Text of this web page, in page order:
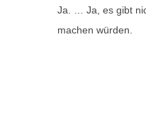
Ja. … Ja, es gibt
machen würden.